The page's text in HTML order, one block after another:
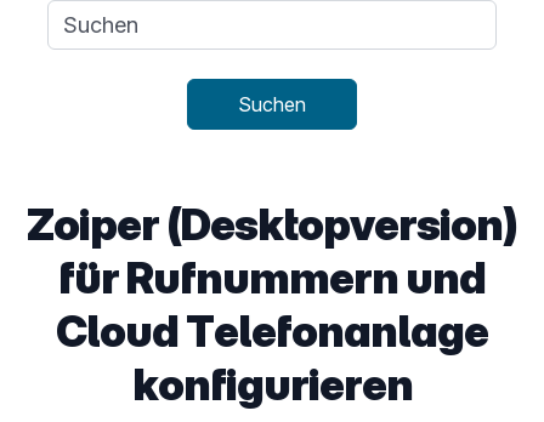
Suchanfrage
Suchen
Zoiper (Desktopversion)
für Rufnummern und
Cloud Telefonanlage
konfigurieren